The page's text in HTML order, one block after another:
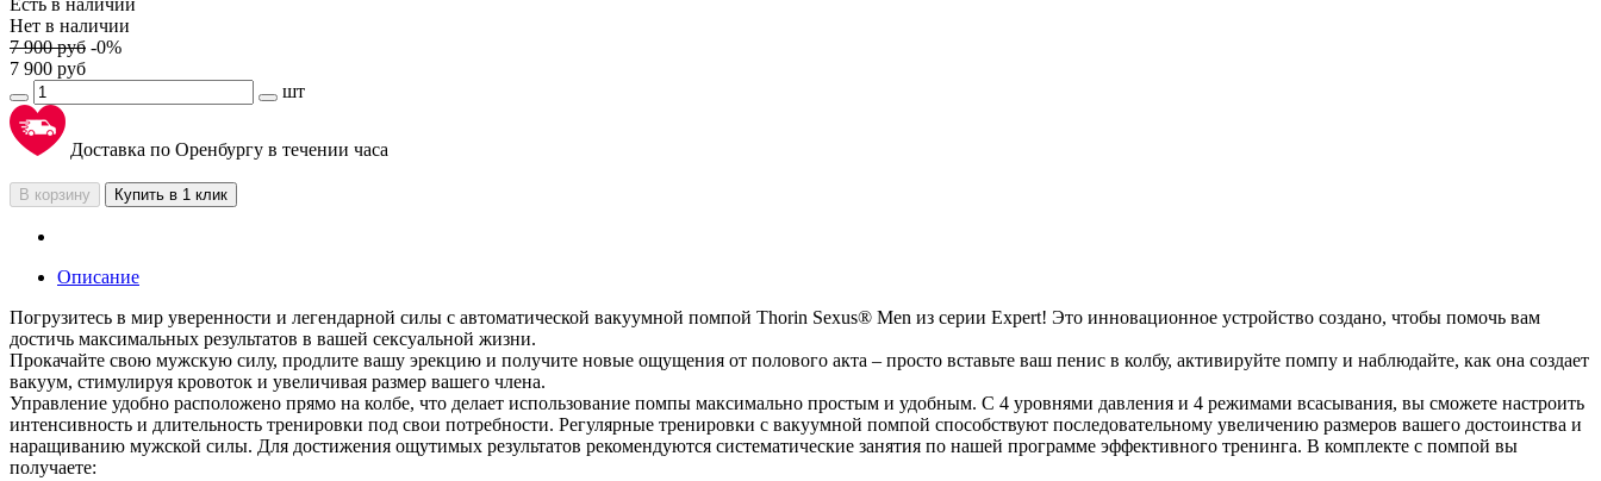
Есть в наличии
Нет в наличии
7 900руб -0%
7 900 руб
шт
Доставка по Оренбургу в течении часа
В корзину Купить в 1 клик
Описание
Погрузитесь в мир уверенности и легендарной силы с автоматической вакуумной помпой Thorin Sexus® Men из серии Expert! Это инновационное устройство создано, чтобы помочь вам
достичь максимальных результатов в вашей сексуальной жизни.
Прокачайте свою мужскую силу, продлите вашу эрекцию и получите новые ощущения от полового акта – просто вставьте ваш пенис в колбу, активируйте помпу и наблюдайте, как она создает
вакуум, стимулируя кровоток и увеличивая размер вашего члена.
Управление удобно расположено прямо на колбе, что делает использование помпы максимально простым и удобным. С 4 уровнями давления и 4 режимами всасывания, вы сможете настроить
интенсивность и длительность тренировки под свои потребности. Регулярные тренировки с вакуумной помпой способствуют последовательному увеличению размеров вашего достоинства и
наращиванию мужской силы. Для достижения ощутимых результатов рекомендуются систематические занятия по нашей программе эффективного тренинга. В комплекте с помпой вы
получаете: